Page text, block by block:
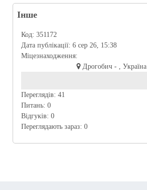
Інше
Код: 351172
Дата публікації: 6 сер 26, 15:38
Міцезнаходження:
Дрогобич - , Україна
Переглядів: 41
Питань: 0
Відгуків: 0
Переглядають зараз: 0